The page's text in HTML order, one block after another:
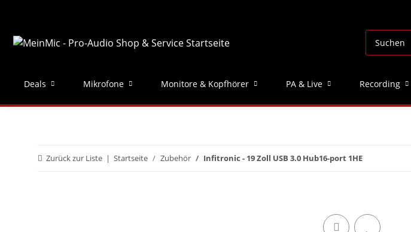
Deals Mikrofone Monitore & Kopfhörer PA & Live Recording
Zurück zur Liste Startseite Zubehör Infitronic - 19 Zoll USB 3.0 Hub16-port 1HE